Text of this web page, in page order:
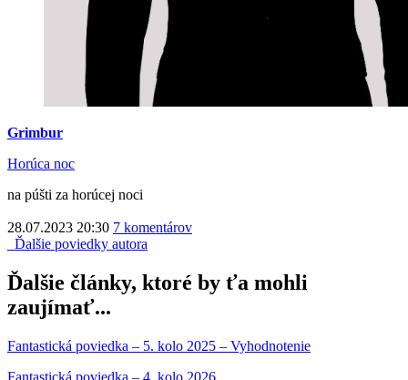
Grimbur
Horúca noc
na púšti za horúcej noci
28.07.2023 20:30 7 komentárov
Ďalšie poviedky autora
Ďalšie články, ktoré by ťa mohli
zaujímať...
Fantastická poviedka – 5. kolo 2025 – Vyhodnotenie
Fantastická poviedka – 4. kolo 2026